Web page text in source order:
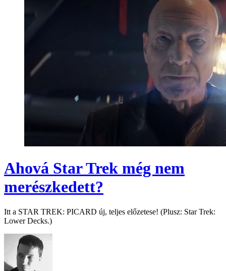
Ahová Star Trek még nem
merészkedett?
Itt a STAR TREK: PICARD új, teljes előzetese! (Plusz: Star Trek:
Lower Decks.)